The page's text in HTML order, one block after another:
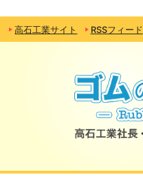
高石工業サイト RSSフィード